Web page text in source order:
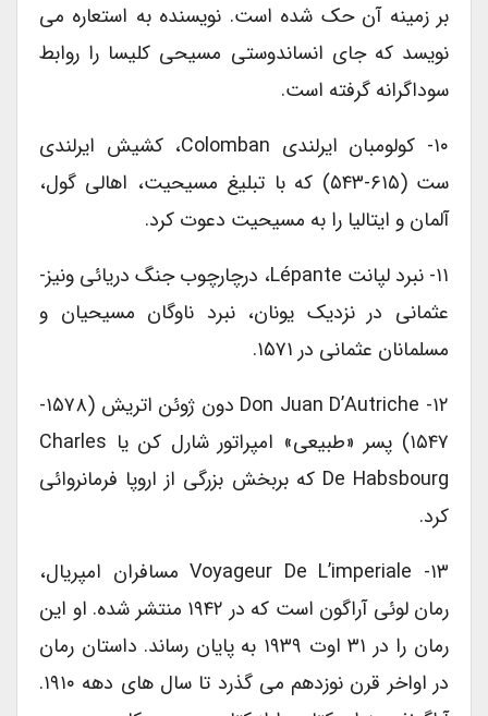
بر زمینه آن حک شده است. نویسنده به استعاره می
نویسد که جای انساندوستی مسیحی کلیسا را روابط
سوداگرانه گرفته است.
۱۰- کولومبان ایرلندی Colomban، کشیش ایرلندی
ست (۶۱۵-۵۴۳) که با تبلیغ مسیحیت، اهالی گول،
آلمان و ایتالیا را به مسیحیت دعوت کرد.
۱۱- نبرد لپانت Lépante، درچارچوب جنگ دریائی ونیز-
عثمانی در نزدیک یونان، نبرد ناوگان مسیحیان و
مسلمانان عثمانی در ۱۵۷۱.
۱۲- Don Juan D’Autriche دون ژوئن اتریش (۱۵۷۸-
۱۵۴۷) پسر «طبیعی» امپراتور شارل کن یا Charles
De Habsbourg که بربخش بزرگی از اروپا فرمانروائی
کرد.
۱۳- Voyageur De L’imperiale مسافران امپریال،
رمان لوئی آراگون است که در ۱۹۴۲ منتشر شده. او این
رمان را در ۳۱ اوت ۱۹۳۹ به پایان رساند. داستان رمان
در اواخر قرن نوزدهم می گذرد تا سال های دهه ۱۹۱۰.